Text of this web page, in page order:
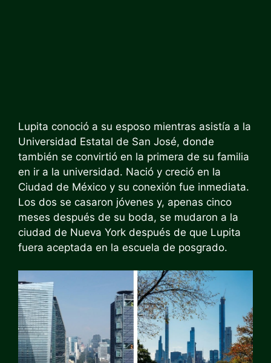
Lupita conoció a su esposo mientras asistía a la
Universidad Estatal de San José, donde
también se convirtió en la primera de su familia
en ir a la universidad. Nació y creció en la
Ciudad de México y su conexión fue inmediata.
Los dos se casaron jóvenes y, apenas cinco
meses después de su boda, se mudaron a la
ciudad de Nueva York después de que Lupita
fuera aceptada en la escuela de posgrado.